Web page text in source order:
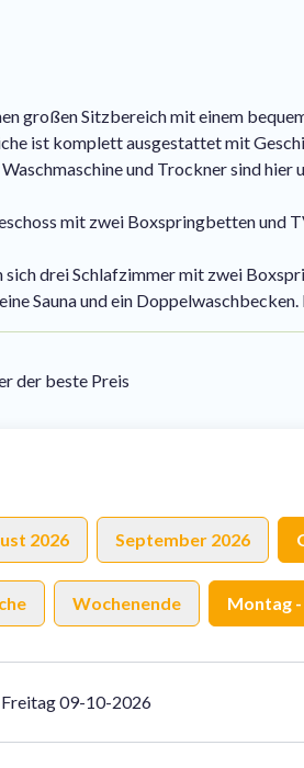
großen Sitzbereich mit einem
ist komplett ausgestattet mit
und Trockner sind hier
mit zwei Boxspringbetten und
drei Schlafzimmer mit zwei
Sauna und ein
der beste Preis
2026 September 2026
Wochenende Montag
Freitag 09-10-2026